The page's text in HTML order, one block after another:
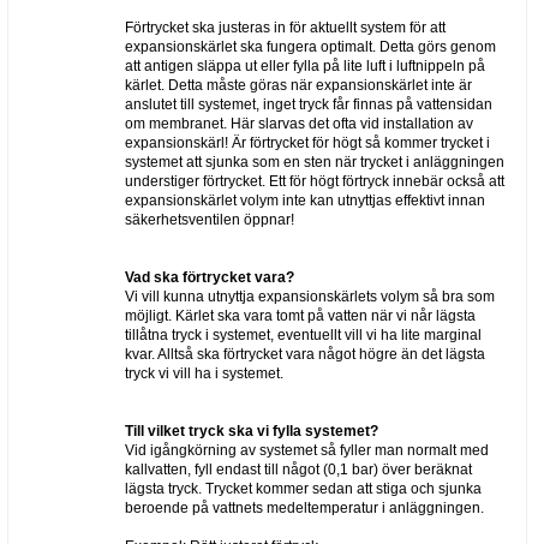
Förtrycket ska justeras in för aktuellt system för att
expansionskärlet ska fungera optimalt. Detta görs genom
att antigen släppa ut eller fylla på lite luft i luftnippeln på
kärlet. Detta måste göras när expansionskärlet inte är
anslutet till systemet, inget tryck får finnas på vattensidan
om membranet. Här slarvas det ofta vid installation av
expansionskärl! Är förtrycket för högt så kommer trycket i
systemet att sjunka som en sten när trycket i anläggningen
understiger förtrycket. Ett för högt förtryck innebär också att
expansionskärlet volym inte kan utnyttjas effektivt innan
säkerhetsventilen öppnar!
Vad ska förtrycket vara?
Vi vill kunna utnyttja expansionskärlets volym så bra som
möjligt. Kärlet ska vara tomt på vatten när vi når lägsta
tillåtna tryck i systemet, eventuellt vill vi ha lite marginal
kvar. Alltså ska förtrycket vara något högre än det lägsta
tryck vi vill ha i systemet.
Till vilket tryck ska vi fylla systemet?
Vid igångkörning av systemet så fyller man normalt med
kallvatten, fyll endast till något (0,1 bar) över beräknat
lägsta tryck. Trycket kommer sedan att stiga och sjunka
beroende på vattnets medeltemperatur i anläggningen.